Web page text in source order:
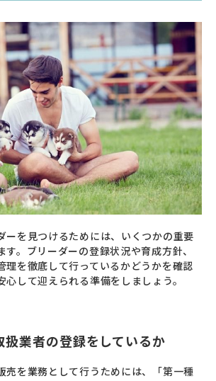
ーを見つけるためには、いくつかの重要
す。ブリーダーの登録状況や育成方針、
理を徹底して行っているかどうかを確認
心して迎えられる準備をしましょう。
業者の登録をしているか
売を業務として行うためには、「第一種